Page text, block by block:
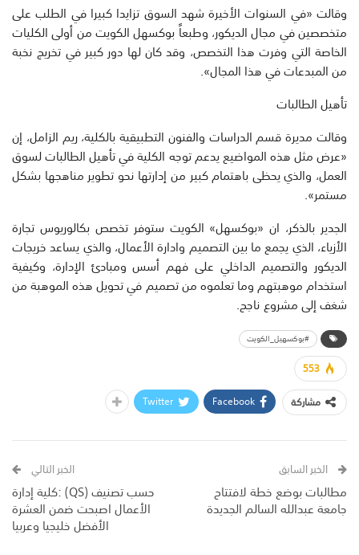
وقالت «في السنوات الأخيرة شهد السوق تزايدا كبيرا في الطلب على
متخصصين في مجال الديكور، وطبعاً بوكسهل الكويت من أولى الكليات
الخاصة التي وفرت هذا التخصص، وقد كان لها دور كبير في تخريج نخبة
من المبدعات في هذا المجال».
تأهيل الطالبات
وقالت مديرة قسم الدراسات والفنون التطبيقية بالكلية، ريم الزامل، إن
«عرض مثل هذه المواضيع يدعم توجه الكلية في تأهيل الطالبات لسوق
العمل، والذي يحظى باهتمام كبير من إدارتها نحو تطوير مناهجها بشكل
مستمر».
الجدير بالذكر، ان «بوكسهل» الكويت ستوفر تخصص بكالوريوس تجارة
الأزياء، الذي يجمع ما بين التصميم وادارة الأعمال، والذي يساعد خريجات
الديكور والتصميم الداخلي على فهم أسس ومبادئ الإدارة، وكيفية
استخدام موهبتهم وما تعلموه من تصميم في تحويل هذه الموهبة من
شغف إلى مشروع ناجح.
#بوكسهيل_الكويت
553
مشاركة
Facebook
Twitter
الخبر السابق
مطالبات بوضع خطة لافتتاح
جامعة عبدالله السالم الجديدة
الخبر التالي
حسب تصنيف (QS) :كلية إدارة
الأعمال اصبحت ضمن العشرة
الأفضل خليجيا وعربيا